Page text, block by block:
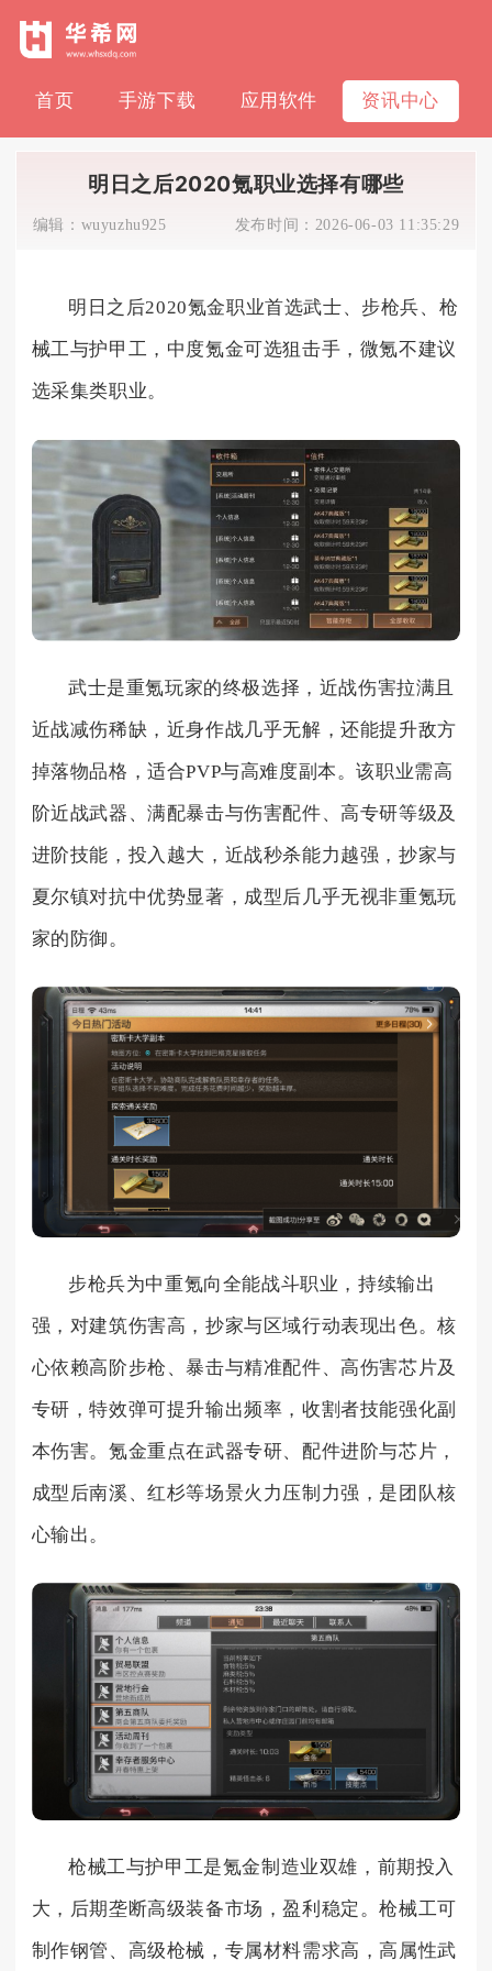
首页 手游下载 应用软件 资讯中心
明日之后2020氪职业选择有哪些
编辑： wuyuzhu925 发布时间： 2026-06-03 11:35:29
明日之后2020氪金职业首选武士、步枪兵、枪
械工与护甲工，中度氪金可选狙击手，微氪不建议
选采集类职业。
武士是重氪玩家的终极选择，近战伤害拉满且
近战减伤稀缺，近身作战几乎无解，还能提升敌方
掉落物品格，适合PVP与高难度副本。该职业需高
阶近战武器、满配暴击与伤害配件、高专研等级及
进阶技能，投入越大，近战秒杀能力越强，抄家与
夏尔镇对抗中优势显著，成型后几乎无视非重氪玩
家的防御。
步枪兵为中重氪向全能战斗职业，持续输出
强，对建筑伤害高，抄家与区域行动表现出色。核
心依赖高阶步枪、暴击与精准配件、高伤害芯片及
专研，特效弹可提升输出频率，收割者技能强化副
本伤害。氪金重点在武器专研、配件进阶与芯片，
成型后南溪、红杉等场景火力压制力强，是团队核
心输出。
枪械工与护甲工是氪金制造业双雄，前期投入
大，后期垄断高级装备市场，盈利稳定。枪械工可
制作钢管、高级枪械，专属材料需求高，高属性武